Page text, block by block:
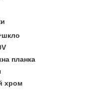
планка
хром